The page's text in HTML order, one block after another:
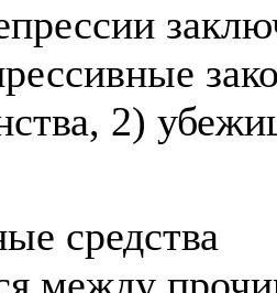
2)
средства